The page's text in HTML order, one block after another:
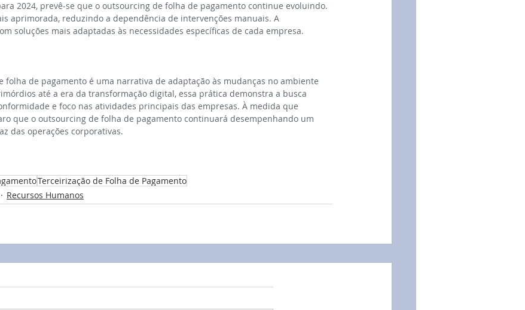
2024, prevê-se que o outsourcing de folha de pagamento continue evoluindo.
aprimorada, reduzindo a dependência de intervenções manuais. A
soluções mais adaptadas às necessidades específicas de cada empresa.
folha de pagamento é uma narrativa de adaptação às mudanças no ambiente
até a era da transformação digital, essa prática demonstra a busca
e foco nas atividades principais das empresas. À medida que
que o outsourcing de folha de pagamento continuará desempenhando um
das operações corporativas.
Terceirização de Folha de Pagamento
Recursos Humanos